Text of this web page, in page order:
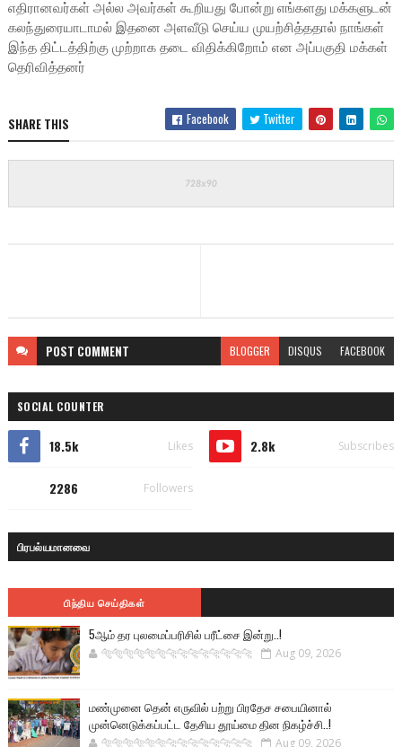
எதிரானவர்கள் அல்ல அவர்கள் கூறியது போன்று எங்களது மக்களுடன்
கலந்துரையாடாமல் இதனை அளவீடு செய்ய முயற்சித்ததால் நாங்கள்
இந்த திட்டத்திற்கு முற்றாக தடை விதிக்கிறோம் என அப்பகுதி மக்கள்
தெரிவித்தனர்
SHARE THIS Facebook Twitter
POST COMMENT BLOGGER DISQUS FACEBOOK
SOCIAL COUNTER
18.5k Likes 2.8k Subscribes
2286 Followers
பிரபல்யமானவை
பிந்திய செய்திகள்
5ஆம் தர புலமைப்பரிசில் பரீட்சை இன்று..!
🐅🐅🐅🐅🐅🐅🐆🐆🐆🐆🐆🐆🐆🐆 Aug 09, 2026
மண்முனை தென் எருவில் பற்று பிரதேச சபையினால்
முன்னெடுக்கப்பட்ட தேசிய தூய்மை தின நிகழ்ச்சி..!
🐅🐅🐅🐅🐅🐅🐆🐆🐆🐆🐆🐆🐆🐆 Aug 09, 2026